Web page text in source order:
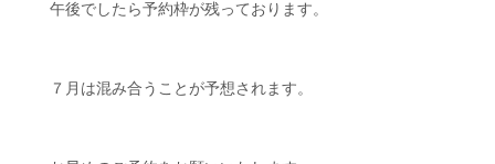
午後でしたら予約枠が残っております。
７月は混み合うことが予想されます。